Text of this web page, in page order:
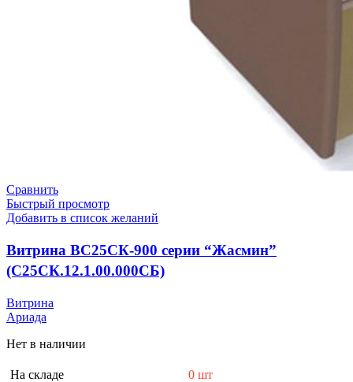
Сравнить
Быстрый просмотр
Добавить в список желаний
Витрина ВС25СК-900 серии “Жасмин”
(С25СК.12.1.00.000СБ)
Витрина
Ариада
Нет в наличии
На складе
0 шт